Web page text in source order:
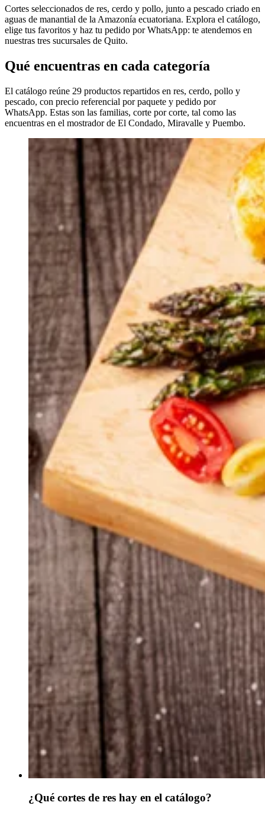
Cortes seleccionados de res, cerdo y pollo, junto a pescado criado en
aguas de manantial de la Amazonía ecuatoriana. Explora el catálogo,
elige tus favoritos y haz tu pedido por WhatsApp: te atendemos en
nuestras tres sucursales de Quito.
Qué encuentras en cada categoría
El catálogo reúne 29 productos repartidos en res, cerdo, pollo y
pescado, con precio referencial por paquete y pedido por
WhatsApp. Estas son las familias, corte por corte, tal como las
encuentras en el mostrador de El Condado, Miravalle y Puembo.
¿Qué cortes de res hay en el catálogo?